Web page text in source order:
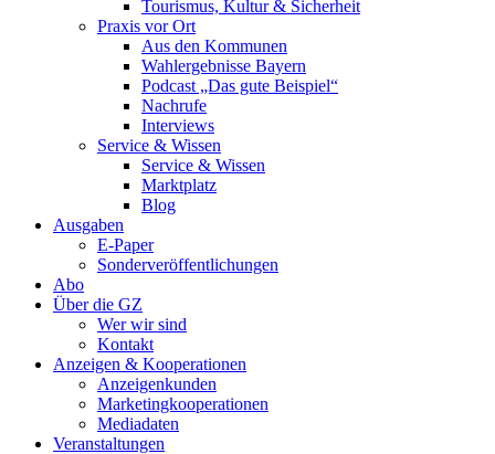
Tourismus, Kultur & Sicherheit
Praxis vor Ort
Aus den Kommunen
Wahlergebnisse Bayern
Podcast „Das gute Beispiel“
Nachrufe
Interviews
Service & Wissen
Service & Wissen
Marktplatz
Blog
Ausgaben
E-Paper
Sonderveröffentlichungen
Abo
Über die GZ
Wer wir sind
Kontakt
Anzeigen & Kooperationen
Anzeigenkunden
Marketingkooperationen
Mediadaten
Veranstaltungen